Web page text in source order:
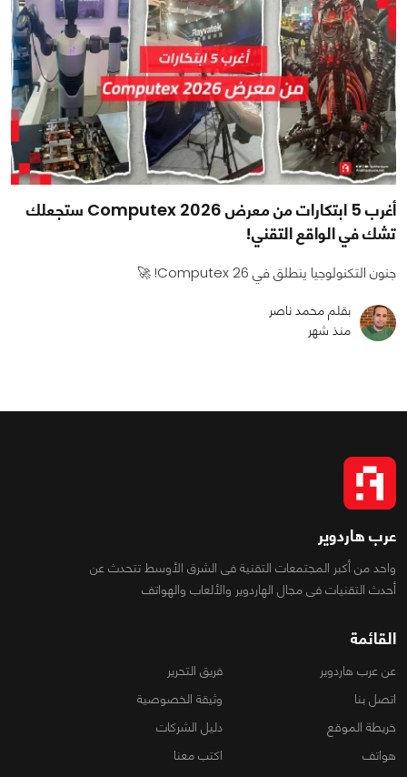
أغرب 5 ابتكارات من معرض Computex 2026 ستجعلك
تشك في الواقع التقني!
جنون التكنولوجيا ينطلق في Computex 26! 🚀
بقلم محمد ناصر
منذ شهر
عرب هاردوير
واحد من أكبر المجتمعات التقنية فى الشرق الأوسط تتحدث عن
أحدث التقنيات فى مجال الهاردوير والألعاب والهواتف
القائمة
عن عرب هاردوير
فريق التحرير
اتصل بنا
وثيقة الخصوصية
خريطة الموقع
دليل الشركات
هواتف
اكتب معنا